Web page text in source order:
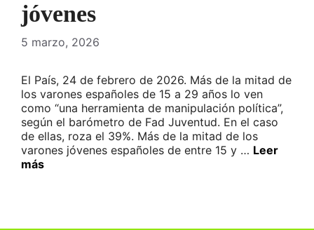
jóvenes
5 marzo, 2026
El País, 24 de febrero de 2026. Más de la mitad de
los varones españoles de 15 a 29 años lo ven
como “una herramienta de manipulación política”,
según el barómetro de Fad Juventud. En el caso
de ellas, roza el 39%. Más de la mitad de los
varones jóvenes españoles de entre 15 y … Leer
más